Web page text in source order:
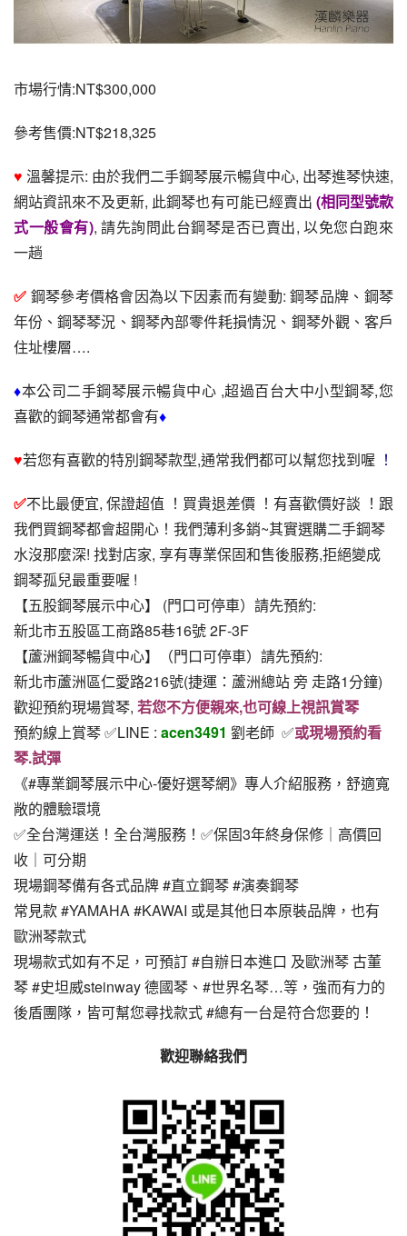
市場行情:NT$300,000
參考售價:NT$218,325
♥ 溫馨提示: 由於我們二手鋼琴展示暢貨中心, 出琴進琴快速,
網站資訊來不及更新, 此鋼琴也有可能已經賣出 (相同型號款
式一般會有), 請先詢問此台鋼琴是否已賣出, 以免您白跑來
一趟
✅ 鋼琴參考價格會因為以下因素而有變動: 鋼琴品牌、鋼琴
年份、鋼琴琴況、鋼琴內部零件耗損情況、鋼琴外觀、客戶
住址樓層….
♦本公司二手鋼琴展示暢貨中心 ,超過百台大中小型鋼琴,您
喜歡的鋼琴通常都會有♦
♥若您有喜歡的特別鋼琴款型,通常我們都可以幫您找到喔 ！
✅不比最便宜, 保證超值 ！買貴退差價 ！有喜歡價好談 ！跟
我們買鋼琴都會超開心！我們薄利多銷~其實選購二手鋼琴
水沒那麼深! 找對店家, 享有專業保固和售後服務,拒絕變成
鋼琴孤兒最重要喔 !
【五股鋼琴展示中心】 (門口可停車）請先預約:
新北市五股區工商路85巷16號 2F-3F
【蘆洲鋼琴暢貨中心】（門口可停車）請先預約:
新北市蘆洲區仁愛路216號(捷運：蘆洲總站 旁 走路1分鐘)
歡迎預約現場賞琴, 若您不方便親來,也可線上視訊賞琴
預約線上賞琴 ✅LINE : acen3491 劉老師  ✅或現場預約看
琴.試彈
《#專業鋼琴展示中心-優好選琴網》專人介紹服務，舒適寬
敞的體驗環境
✅全台灣運送！全台灣服務！✅保固3年終身保修｜高價回
收｜可分期
現場鋼琴備有各式品牌 #直立鋼琴 #演奏鋼琴
常見款 #YAMAHA #KAWAI 或是其他日本原裝品牌，也有
歐洲琴款式
現場款式如有不足，可預訂 #自辦日本進口 及歐洲琴 古董
琴 #史坦威steinway 德國琴、#世界名琴…等，強而有力的
後盾團隊，皆可幫您尋找款式 #總有一台是符合您要的！
歡迎聯絡我們